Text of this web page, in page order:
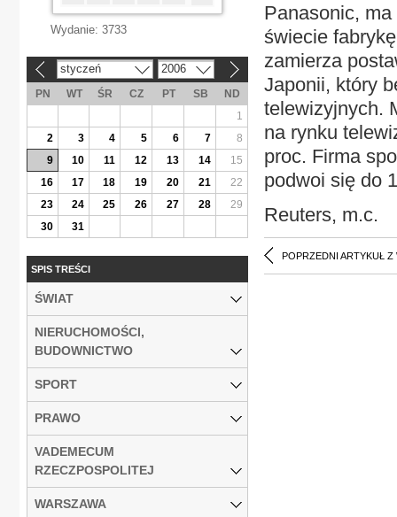
Panasonic,
świecie
zamierza
Japonii, który
telewizyjnych.
na rynku
proc. Firma
podwoi się do
Reuters, m.c.
POPRZEDNI ARTYKUŁ Z
Wydanie: 3733
styczeń 2006
PN WT ŚR CZ PT SB
ND
1
2
3 4 5 6 7
8
9
10 11 12 13 14
15
16
17 18 19 20 21
22
23
24 25 26 27 28
29
30
31
SPIS TREŚCI
ŚWIAT
NIERUCHOMOŚCI,
BUDOWNICTWO
SPORT
PRAWO
VADEMECUM
RZECZPOSPOLITEJ
WARSZAWA